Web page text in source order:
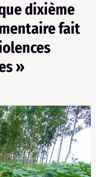
dixième
fait
»